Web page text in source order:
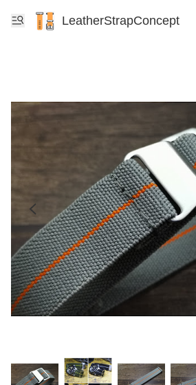
LeatherStrapConcept